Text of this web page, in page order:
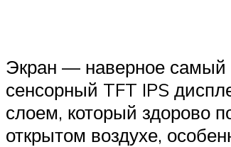
Экран — наверное самый
сенсорный TFT IPS
слоем, который здорово
открытом воздухе,